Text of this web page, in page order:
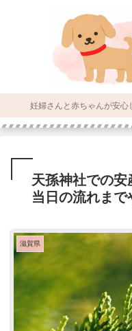
妊婦さんと赤ちゃんが安心
天孫神社での安
当日の流れま
滋賀県